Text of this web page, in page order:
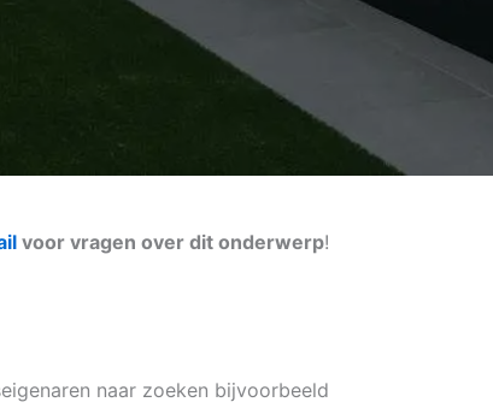
voor vragen over dit onderwerp!
naar zoeken bijvoorbeeld